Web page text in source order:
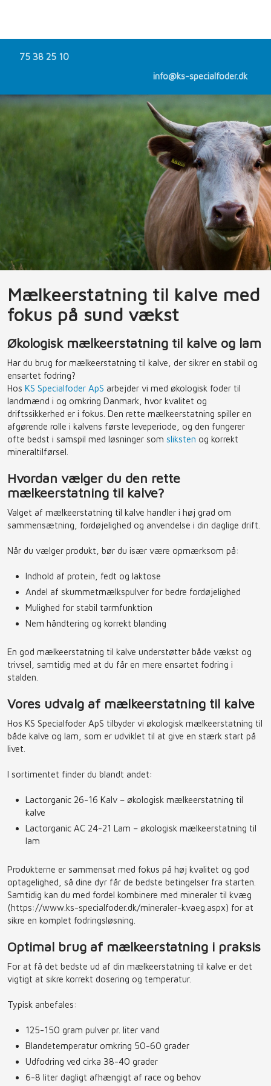
75 38 25 10
info@ks-specialfoder.dk
​Mælkeerstatning til kalve med
fokus på sund vækst
Økologisk mælkeerstatning til kalve og lam
Har du brug for mælkeerstatning til kalve, der sikrer en stabil og
ensartet fodring?
Hos KS Specialfoder ApS arbejder vi med økologisk foder til
landmænd i og omkring Danmark, hvor kvalitet og
driftssikkerhed er i fokus. Den rette mælkeerstatning spiller en
afgørende rolle i kalvens første leveperiode, og den fungerer
ofte bedst i samspil med løsninger som sliksten og korrekt
mineraltilførsel.
Hvordan vælger du den rette
mælkeerstatning til kalve?
Valget af mælkeerstatning til kalve handler i høj grad om
sammensætning, fordøjelighed og anvendelse i din daglige drift.
Når du vælger produkt, bør du især være opmærksom på:
Indhold af protein, fedt og laktose
Andel af skummetmælkspulver for bedre fordøjelighed
Mulighed for stabil tarmfunktion
Nem håndtering og korrekt blanding
En god mælkeerstatning til kalve understøtter både vækst og
trivsel, samtidig med at du får en mere ensartet fodring i
stalden.
Vores udvalg af mælkeerstatning til kalve
Hos KS Specialfoder ApS tilbyder vi økologisk mælkeerstatning til
både kalve og lam, som er udviklet til at give en stærk start på
livet.
I sortimentet finder du blandt andet:
Lactorganic 26-16 Kalv – økologisk mælkeerstatning til
kalve
Lactorganic AC 24-21 Lam – økologisk mælkeerstatning til
lam
Produkterne er sammensat med fokus på høj kvalitet og god
optagelighed, så dine dyr får de bedste betingelser fra starten.
Samtidig kan du med fordel kombinere med mineraler til kvæg
(https://www.ks-specialfoder.dk/mineraler-kvaeg.aspx) for at
sikre en komplet fodringsløsning.
Optimal brug af mælkeerstatning i praksis
For at få det bedste ud af din mælkeerstatning til kalve er det
vigtigt at sikre korrekt dosering og temperatur.
Typisk anbefales:
125-150 gram pulver pr. liter vand
Blandetemperatur omkring 50-60 grader
Udfodring ved cirka 38-40 grader
6-8 liter dagligt afhængigt af race og behov